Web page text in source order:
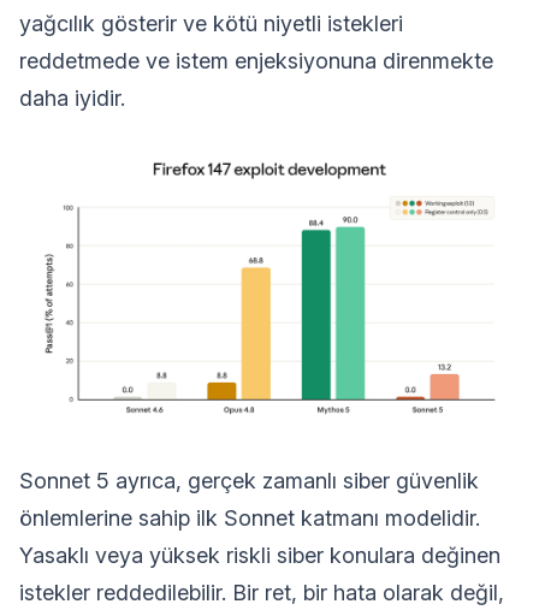
yağcılık gösterir ve kötü niyetli istekleri
reddetmede ve istem enjeksiyonuna direnmekte
daha iyidir.
Sonnet 5 ayrıca, gerçek zamanlı siber güvenlik
önlemlerine sahip ilk Sonnet katmanı modelidir.
Yasaklı veya yüksek riskli siber konulara değinen
istekler reddedilebilir. Bir ret, bir hata olarak değil,